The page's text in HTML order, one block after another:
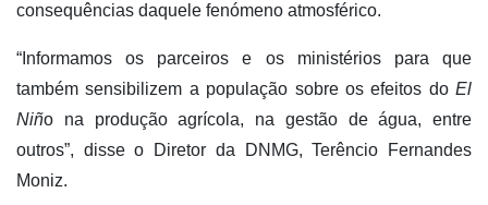
consequências daquele fenómeno atmosférico.
“Informamos os parceiros e os ministérios para que
também sensibilizem a população sobre os efeitos do El
Niño na produção agrícola, na gestão de água, entre
outros”, disse o Diretor da DNMG, Terêncio Fernandes
Moniz.